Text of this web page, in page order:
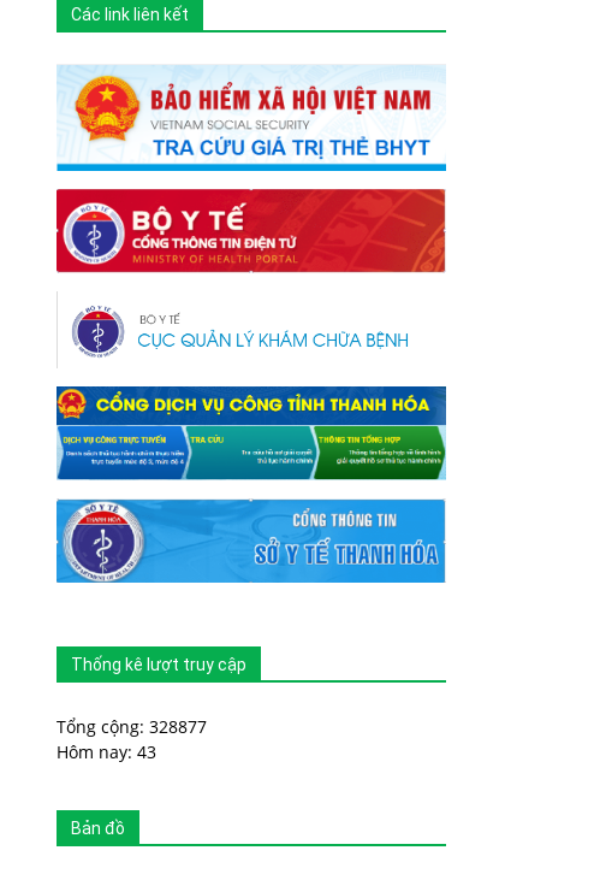
Các link liên kết
Thống kê lượt truy cập
Tổng cộng: 328877
Hôm nay: 43
Bản đồ